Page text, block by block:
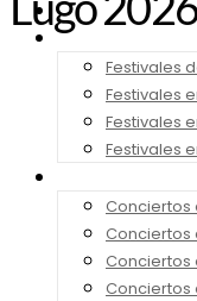
Noticias
Festivales 2026
Festivales
Festivales
Festivales
Festivales
Conciertos
Conciertos
Conciertos
Conciertos